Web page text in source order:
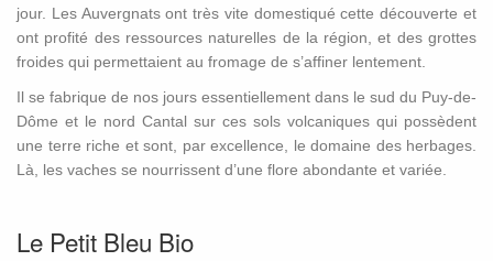
jour. Les Auvergnats ont très vite domestiqué cette découverte et
ont profité des ressources naturelles de la région, et des grottes
froides qui permettaient au fromage de s’affiner lentement.
Il se fabrique de nos jours essentiellement dans le sud du Puy-de-
Dôme et le nord Cantal sur ces sols volcaniques qui possèdent
une terre riche et sont, par excellence, le domaine des herbages.
Là, les vaches se nourrissent d’une flore abondante et variée.
Le Petit Bleu Bio